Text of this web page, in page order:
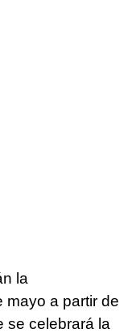
la
mayo a partir de
se celebrará la